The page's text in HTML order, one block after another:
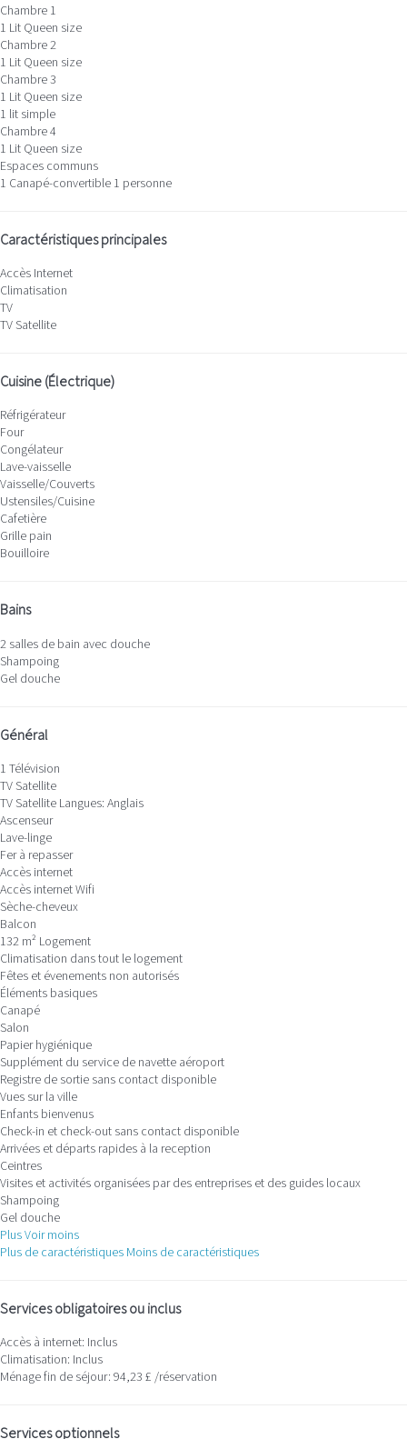
Chambre 1
1 Lit Queen size
Chambre 2
1 Lit Queen size
Chambre 3
1 Lit Queen size
1 lit simple
Chambre 4
1 Lit Queen size
Espaces communs
1 Canapé-convertible 1 personne
Caractéristiques principales
Accès Internet
Climatisation
TV
TV Satellite
Cuisine (Électrique)
Réfrigérateur
Four
Congélateur
Lave-vaisselle
Vaisselle/Couverts
Ustensiles/Cuisine
Cafetière
Grille pain
Bouilloire
Bains
2 salles de bain avec douche
Shampoing
Gel douche
Général
1 Télévision
TV Satellite
TV Satellite Langues: Anglais
Ascenseur
Lave-linge
Fer à repasser
Accès internet
Accès internetWifi
Sèche-cheveux
Balcon
132 m² Logement
Climatisation dans tout le logement
Fêtes et évenements non autorisés
Éléments basiques
Canapé
Salon
Papier hygiénique
Supplément du service de navette aéroport
Registre de sortie sans contact disponible
Vues sur la ville
Enfants bienvenus
Check-in et check-out sans contact disponible
Arrivées et départs rapides à la reception
Ceintres
Visites et activités organisées par des entreprises et des guides locaux
Shampoing
Gel douche
PlusVoir moins
Plus de caractéristiques Moins de caractéristiques
Services obligatoires ou inclus
Accès à internet: Inclus
Climatisation: Inclus
Ménage fin de séjour: 94,23 £ /réservation
Services optionnels